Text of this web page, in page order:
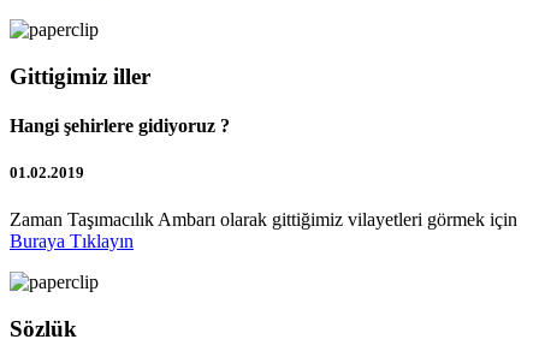
Gittigimiz iller
Hangi şehirlere gidiyoruz ?
01.02.2019
Zaman Taşımacılık Ambarı olarak gittiğimiz vilayetleri görmek için
Buraya Tıklayın
Sözlük